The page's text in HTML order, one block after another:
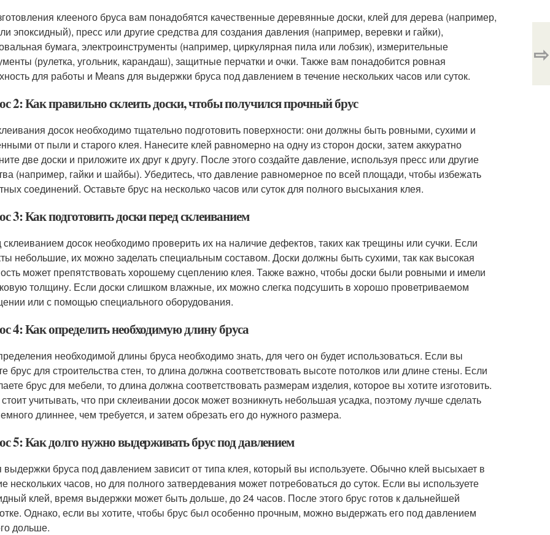
клееного бруса вам понадобятся качественные деревянные доски, клей для дерева (например,
эпоксидный), пресс или другие средства для создания давления (например, веревки и гайки),
бумага, электроинструменты (например, циркулярная пила или лобзик), измерительные
(рулетка, угольник, карандаш), защитные перчатки и очки. Также вам понадобится ровная
для работы и Means для выдержки бруса под давлением в течение нескольких часов или суток.
2: Как правильно склеить доски, чтобы получился прочный брус
досок необходимо тщательно подготовить поверхности: они должны быть ровными, сухими и
от пыли и старого клея. Нанесите клей равномерно на одну из сторон доски, затем аккуратно
две доски и приложите их друг к другу. После этого создайте давление, используя пресс или другие
(например, гайки и шайбы). Убедитесь, что давление равномерное по всей площади, чтобы избежать
соединений. Оставьте брус на несколько часов или суток для полного высыхания клея.
3: Как подготовить доски перед склеиванием
досок необходимо проверить их на наличие дефектов, таких как трещины или сучки. Если
небольшие, их можно заделать специальным составом. Доски должны быть сухими, так как высокая
может препятствовать хорошему сцеплению клея. Также важно, чтобы доски были ровными и имели
толщину. Если доски слишком влажные, их можно слегка подсушить в хорошо проветриваемом
или с помощью специального оборудования.
4: Как определить необходимую длину бруса
необходимой длины бруса необходимо знать, для чего он будет использоваться. Если вы
брус для строительства стен, то длина должна соответствовать высоте потолков или длине стены. Если
брус для мебели, то длина должна соответствовать размерам изделия, которое вы хотите изготовить.
учитывать, что при склеивании досок может возникнуть небольшая усадка, поэтому лучше сделать
длиннее, чем требуется, и затем обрезать его до нужного размера.
5: Как долго нужно выдерживать брус под давлением
бруса под давлением зависит от типа клея, который вы используете. Обычно клей высыхает в
нескольких часов, но для полного затвердевания может потребоваться до суток. Если вы используете
клей, время выдержки может быть дольше, до 24 часов. После этого брус готов к дальнейшей
Однако, если вы хотите, чтобы брус был особенно прочным, можно выдержать его под давлением
дольше.
⇨